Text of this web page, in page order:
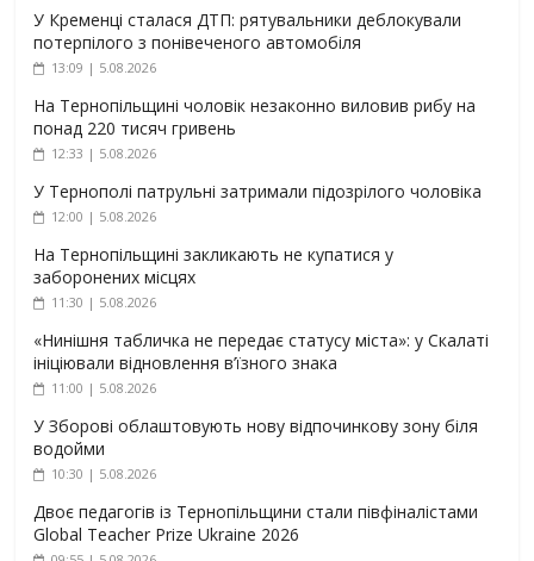
У Кременці сталася ДТП: рятувальники деблокували
потерпілого з понівеченого автомобіля
13:09 | 5.08.2026
На Тернопільщині чоловік незаконно виловив рибу на
понад 220 тисяч гривень
12:33 | 5.08.2026
У Тернополі патрульні затримали підозрілого чоловіка
12:00 | 5.08.2026
На Тернопільщині закликають не купатися у
заборонених місцях
11:30 | 5.08.2026
«Нинішня табличка не передає статусу міста»: у Скалаті
ініціювали відновлення в’їзного знака
11:00 | 5.08.2026
У Зборові облаштовують нову відпочинкову зону біля
водойми
10:30 | 5.08.2026
Двоє педагогів із Тернопільщини стали півфіналістами
Global Teacher Prize Ukraine 2026